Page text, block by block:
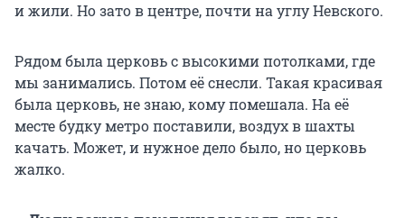
и жили. Но зато в центре, почти на углу Невского.
Рядом была церковь с высокими потолками, где
мы занимались. Потом её снесли. Такая красивая
была церковь, не знаю, кому помешала. На её
месте будку метро поставили, воздух в шахты
качать. Может, и нужное дело было, но церковь
жалко.